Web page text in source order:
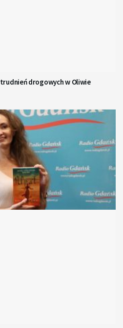
drogowych w Oliwie